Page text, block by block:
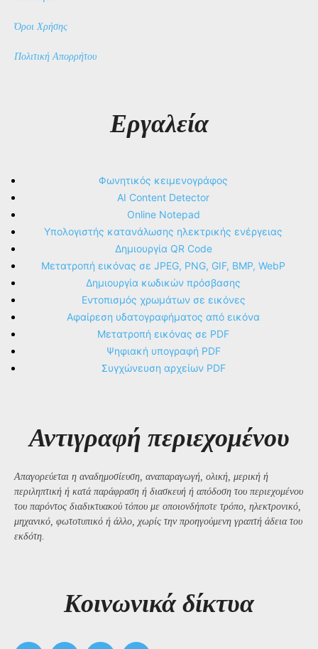
Όροι Χρήσης
Πολιτική Απορρήτου
Εργαλεία
Φωνητικός κειμενογράφος
AI Content Detector
Online Notepad
Υπολογιστής κατανάλωσης ηλεκτρικής ενέργειας
Δημιουργία QR Code
Μετατροπή εικόνας σε JPEG, PNG, GIF, BMP, WebP
Δημιουργία κωδικών πρόσβασης
Εντοπισμός χρωμάτων σε εικόνες
Αφαίρεση υδατογραφήματος από εικόνα
Μετατροπή εικόνας σε PDF
Ψηφιακή υπογραφή PDF
Συγχώνευση αρχείων PDF
Αντιγραφή περιεχομένου
Απαγορεύεται η αναδημοσίευση, αναπαραγωγή, ολική, μερική ή
περιληπτική ή κατά παράφραση ή διασκευή ή απόδοση του περιεχομένου
του παρόντος διαδικτυακού τόπου με οποιονδήποτε τρόπο, ηλεκτρονικό,
μηχανικό, φωτοτυπικό ή άλλο, χωρίς την προηγούμενη γραπτή άδεια του
εκδότη.
Kοινωνικά δίκτυα